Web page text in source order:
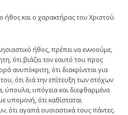
ήθος και ο χαρακτήρας του Χριστού.
ήθος, πρέπει να εννοούμε,
ότι βιάζει τον εαυτό του προς
ανυπόκριτη, ότι διακρίνεται για
ότι διά την επίτευξη των στόχων
ύπουλα, υπόγεια και διεφθαρμένα
υπομονή, ότι καθίσταται
ότι αγαπά ουσιαστικά τους πάντες.